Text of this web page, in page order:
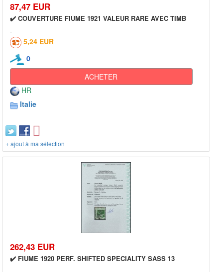
87,47 EUR
✔️ COUVERTURE FIUME 1921 VALEUR RARE AVEC TIMB
5,24 EUR
0
ACHETER
HR
Italie
+ ajout à ma sélection
262,43 EUR
✔️ FIUME 1920 PERF. SHIFTED SPECIALITY SASS 13